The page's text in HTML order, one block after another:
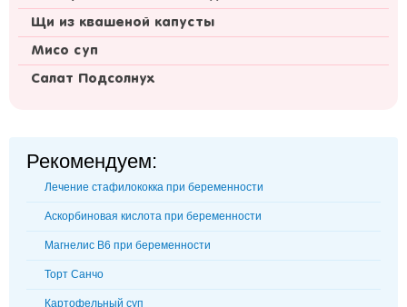
Щи из квашеной капусты
Мисо суп
Салат Подсолнух
Рекомендуем:
Лечение стафилококка при беременности
Аскорбиновая кислота при беременности
Магнелис В6 при беременности
Торт Санчо
Картофельный суп